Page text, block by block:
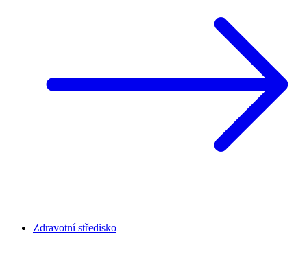
Zdravotní středisko